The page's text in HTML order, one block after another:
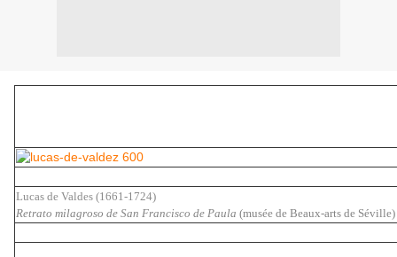
Lucas de Valdes (1661-1724)
Retrato milagroso de San Francisco de Paula (musée de Beaux-arts de Séville)